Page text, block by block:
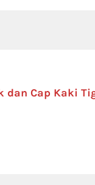
dan Cap Kaki